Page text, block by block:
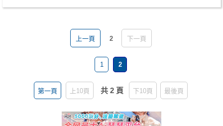
上一頁 2 下一頁
1 2
第一頁 上10頁 共 2 頁 下10頁 最後頁